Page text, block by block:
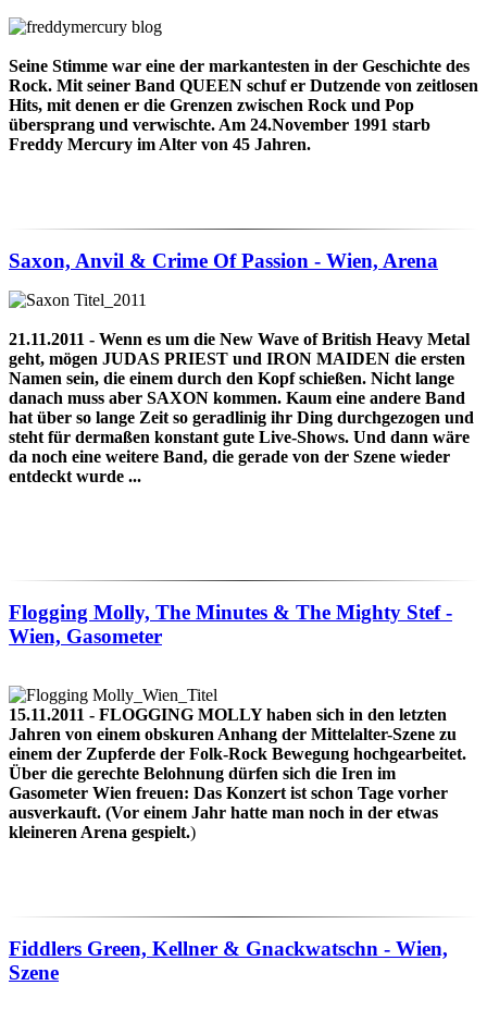
Seine Stimme war eine der markantesten in der Geschichte des
Rock. Mit seiner Band QUEEN schuf er Dutzende von zeitlosen
Hits, mit denen er die Grenzen zwischen Rock und Pop
übersprang und verwischte. Am 24.November 1991 starb
Freddy Mercury im Alter von 45 Jahren.
Saxon, Anvil & Crime Of Passion - Wien, Arena
21.11.2011 - Wenn es um die New Wave of British Heavy Metal
geht, mögen JUDAS PRIEST und IRON MAIDEN die ersten
Namen sein, die einem durch den Kopf schießen. Nicht lange
danach muss aber SAXON kommen. Kaum eine andere Band
hat über so lange Zeit so geradlinig ihr Ding durchgezogen und
steht für dermaßen konstant gute Live-Shows. Und dann wäre
da noch eine weitere Band, die gerade von der Szene wieder
entdeckt wurde ...
Flogging Molly, The Minutes & The Mighty Stef -
Wien, Gasometer
15.11.2011 - FLOGGING MOLLY haben sich in den letzten
Jahren von einem obskuren Anhang der Mittelalter-Szene zu
einem der Zupferde der Folk-Rock Bewegung hochgearbeitet.
Über die gerechte Belohnung dürfen sich die Iren im
Gasometer Wien freuen: Das Konzert ist schon Tage vorher
ausverkauft. (Vor einem Jahr hatte man noch in der etwas
kleineren Arena gespielt.)
Fiddlers Green, Kellner & Gnackwatschn - Wien,
Szene